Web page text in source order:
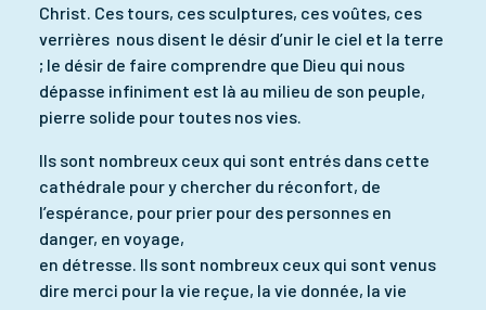
Christ. Ces tours, ces sculptures, ces voûtes, ces
verrières nous disent le désir d’unir le ciel et la terre
; le désir de faire comprendre que Dieu qui nous
dépasse infiniment est là au milieu de son peuple,
pierre solide pour toutes nos vies.
Ils sont nombreux ceux qui sont entrés dans cette
cathédrale pour y chercher du réconfort, de
l’espérance, pour prier pour des personnes en
danger, en voyage,
en détresse. Ils sont nombreux ceux qui sont venus
dire merci pour la vie reçue, la vie donnée, la vie